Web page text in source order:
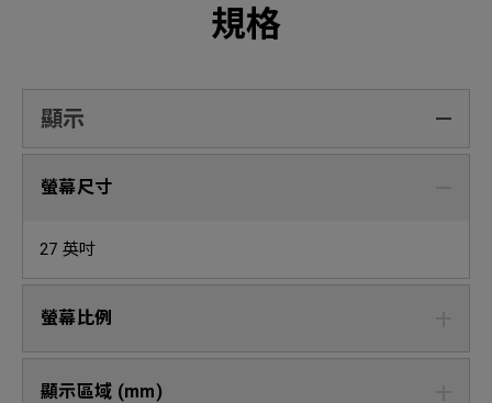
規格
顯示
螢幕尺寸
27 英吋
螢幕比例
顯示區域 (mm)